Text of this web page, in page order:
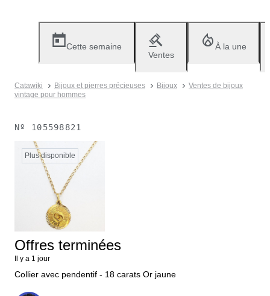
Cette semaine
Ventes
À la une
Catawiki Bijoux et pierres précieuses Bijoux
Ventes de bijoux
vintage pour hommes
Nº 105598821
Plus disponible
Offres terminées
Il y a 1 jour
Collier avec pendentif - 18 carats Or jaune